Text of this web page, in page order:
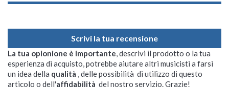
Scrivi la tua recensione
La tua opionione è importante, descrivi il prodotto o la tua
esperienza di acquisto, potrebbe aiutare altri musicisti a farsi
un idea della qualità , delle possibilità di utilizzo di questo
articolo o dell'affidabilità del nostro servizio. Grazie!